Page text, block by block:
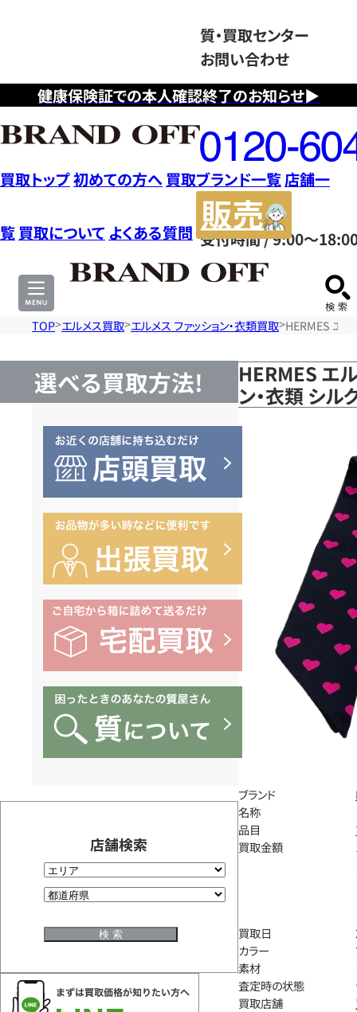
健康保険証での本人確認終了のお知らせ▶
質・買取センター
お問い合わせ
フ
リ
ー
ダ
イ
ヤ
ル
0120604117
受付時間 / 9:00～
買取トップ初めての方へ 買取ブランド一覧店舗一
覧 買取について よくある質問
サ
TOP エルメス買取 エルメス ファッション・衣類買取 HERMES エル
選べる買取方法!
店舗検索
HERMES エ
ン・衣類 シル
ブランド
名称
品目
買取金額
買取日
カラー
素材
査定時の状態
買取店舗